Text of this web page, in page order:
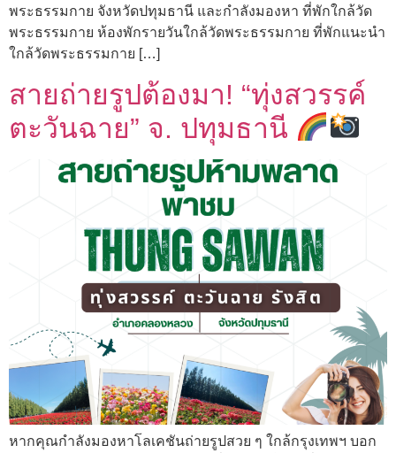
พระธรรมกาย จังหวัดปทุมธานี และกำลังมองหา ที่พักใกล้วัด
พระธรรมกาย ห้องพักรายวันใกล้วัดพระธรรมกาย ที่พักแนะนำ
ใกล้วัดพระธรรมกาย […]
สายถ่ายรูปต้องมา! “ทุ่งสวรรค์
ตะวันฉาย” จ. ปทุมธานี
หากคุณกำลังมองหาโลเคชันถ่ายรูปสวย ๆ ใกล้กรุงเทพฯ บอก